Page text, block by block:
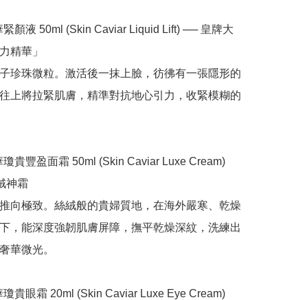
緊顏液 50ml (Skin Caviar Liquid Lift) ── 皇牌大
精華」
珍珠微粒。激活後一抹上臉，彷彿有一張隱形的
上將拉緊肌膚，精準對抗地心引力，收緊模糊的
瓊貴豐盈面霜 50ml (Skin Caviar Luxe Cream)
神霜
向極致。絲絨般的貴婦質地，在海外嚴寒、乾燥
，能深度強韌肌膚屏障，撫平乾燥深紋，洗練出
華微光。
瓊貴眼霜 20ml (Skin Caviar Luxe Eye Cream)